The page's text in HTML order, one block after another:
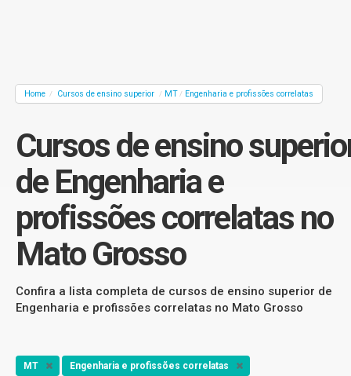
Home / Cursos de ensino superior / MT / Engenharia e profissões correlatas
Cursos de ensino
de Engenharia e
profissões correlatas no
Mato Grosso
Confira a lista completa de cursos de ensino superior de
Engenharia e profissões correlatas no Mato Grosso
MT Engenharia e profissões correlatas